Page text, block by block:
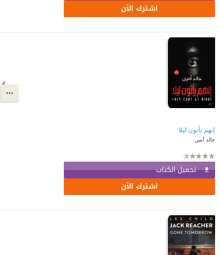
اشترك الآن
إنهم يأتون ليلا
خالد أمين
تحميل الكتاب
اشترك الآن